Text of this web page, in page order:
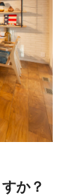
か？